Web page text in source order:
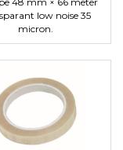
low noise 35
micron.